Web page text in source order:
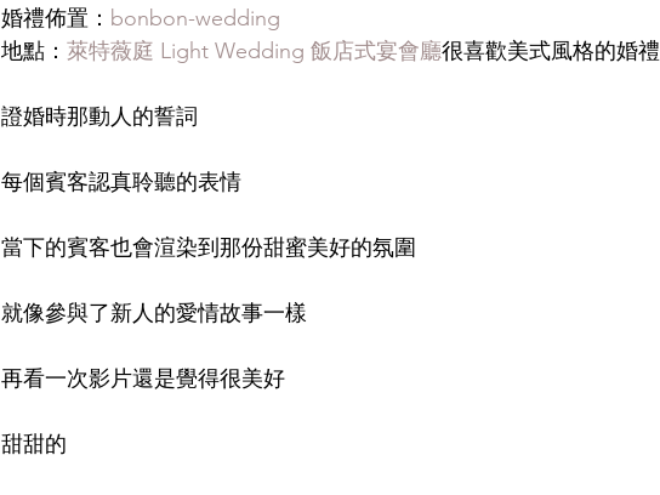
婚禮佈置： bonbon-wedding
地點： 萊特薇庭 Light Wedding 飯店式宴會廳很喜歡美式風格的婚禮
證婚時那動人的誓詞
每個賓客認真聆聽的表情
當下的賓客也會渲染到那份甜蜜美好的氛圍
就像參與了新人的愛情故事一樣
再看一次影片還是覺得很美好
甜甜的